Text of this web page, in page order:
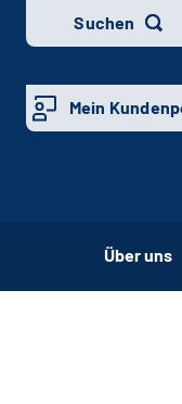
Suchen
Mein
Über uns